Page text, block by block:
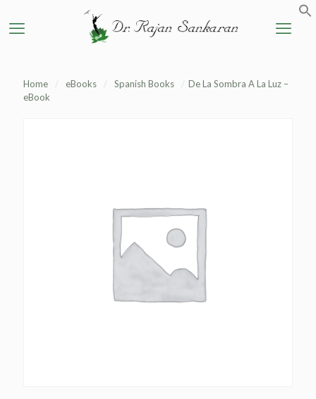
Home / eBooks / Spanish Books / De La Sombra A La Luz –
eBook